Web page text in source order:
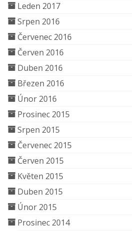
Leden 2017
Srpen 2016
Červenec 2016
Červen 2016
Duben 2016
Březen 2016
Únor 2016
Prosinec 2015
Srpen 2015
Červenec 2015
Červen 2015
Květen 2015
Duben 2015
Únor 2015
Prosinec 2014